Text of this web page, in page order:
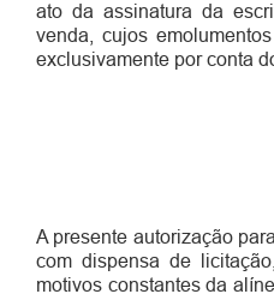
ato da assinatura da
venda, cujos
exclusivamente por conta
A presente autorização
com dispensa de
motivos constantes da